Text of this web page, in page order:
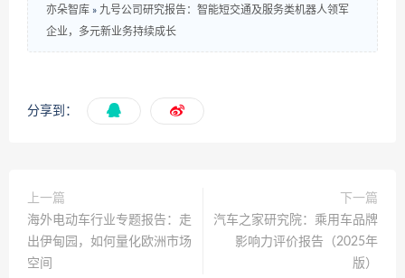
亦朵智库 » 九号公司研究报告：智能短交通及服务类机器人领军
企业，多元新业务持续成长
分享到：
上一篇
海外电动车行业专题报告：走
出伊甸园，如何量化欧洲市场
空间
下一篇
汽车之家研究院：乘用车品牌
影响力评价报告（2025年
版）